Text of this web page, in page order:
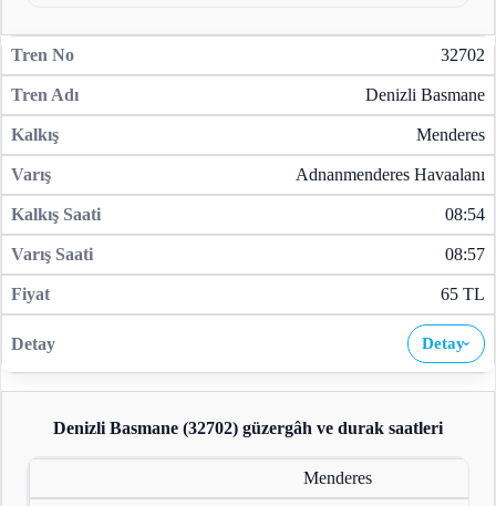
32702
Denizli Basmane
Menderes
Adnanmenderes Havaalanı
08:54
08:57
65 TL
Detay›
Denizli Basmane (32702) güzergâh ve durak saatleri
Menderes